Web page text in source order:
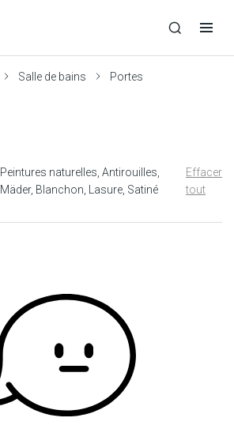
Salle de bains Portes
Peintures naturelles Antirouilles
Mäder Blanchon Lasure Satiné
Effacer
tout